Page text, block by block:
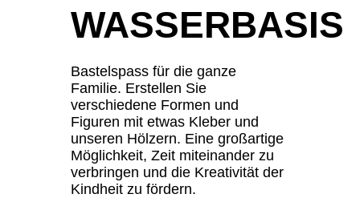
WASSERBASIS
Bastelspass für die ganze
Familie. Erstellen Sie
verschiedene Formen und
Figuren mit etwas Kleber und
unseren Hölzern. Eine großartige
Möglichkeit, Zeit miteinander zu
verbringen und die Kreativität der
Kindheit zu fördern.